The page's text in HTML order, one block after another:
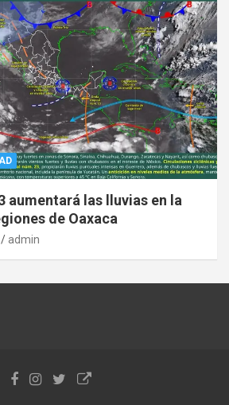
aumentará las lluvias en la
de Oaxaca
admin